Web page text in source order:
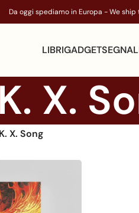
Da oggi spediamo in Europa - We ship
LIBRIGADGET
K. X.
X. Song